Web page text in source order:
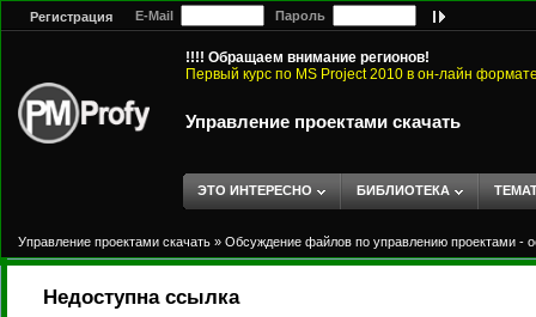
Регистрация E-Mail Пароль
!!!! Обращаем внимание регионов!
Первый курс по MS Project 2010 в он-лайн
Управление проектами скачать
ЭТО ИНТЕРЕСНО БИБЛИОТЕКА
Управление проектами скачать » Обсуждение файлов по управлению проектами -
Недоступна ссылка